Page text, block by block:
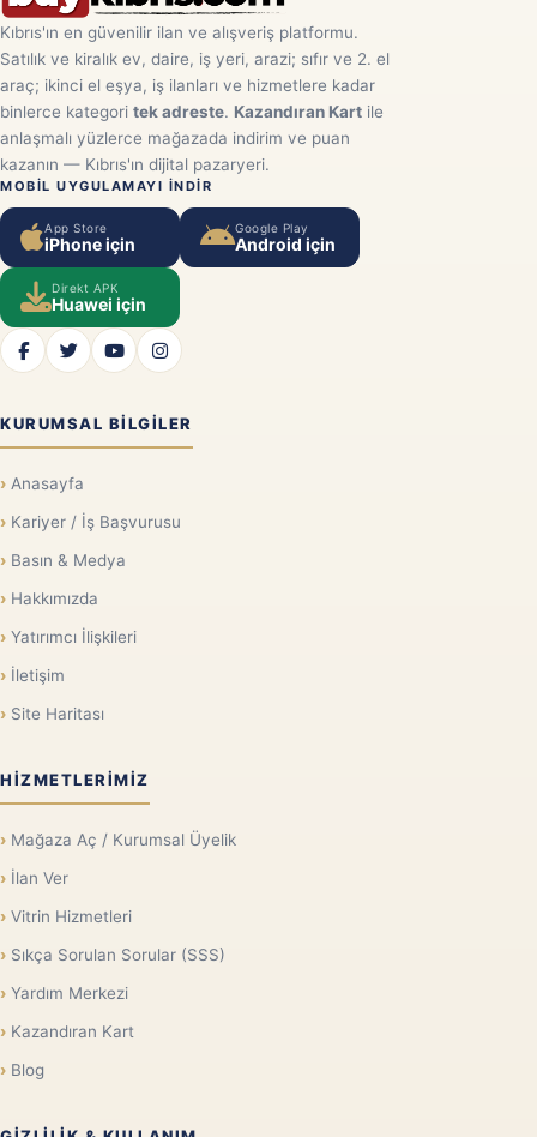
Kıbrıs'ın en güvenilir ilan ve alışveriş platformu.
Satılık ve kiralık ev, daire, iş yeri, arazi; sıfır ve 2. el
araç; ikinci el eşya, iş ilanları ve hizmetlere kadar
binlerce kategori tek adreste. Kazandıran Kart ile
anlaşmalı yüzlerce mağazada indirim ve puan
kazanın — Kıbrıs'ın dijital pazaryeri.
MOBIL UYGULAMAYI INDIR
App Store
iPhone için
Google Play
Android için
Direkt APK
Huawei için
KURUMSAL BILGILER
Anasayfa
Kariyer / İş Başvurusu
Basın & Medya
Hakkımızda
Yatırımcı İlişkileri
İletişim
Site Haritası
HIZMETLERIMIZ
Mağaza Aç / Kurumsal Üyelik
İlan Ver
Vitrin Hizmetleri
Sıkça Sorulan Sorular (SSS)
Yardım Merkezi
Kazandıran Kart
Blog